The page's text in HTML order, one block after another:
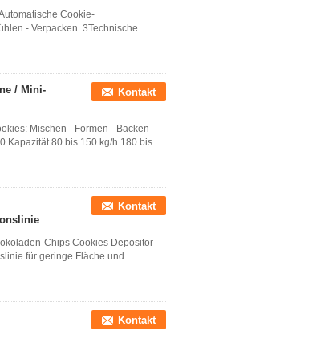
Cookie-
- Verpacken. 3Technische
/ Mini-
Kontakt
Mischen - Formen - Backen -
Kapazität 80 bis 150 kg/h 180 bis
Kontakt
Chips Cookies Depositor-
für geringe Fläche und
Kontakt